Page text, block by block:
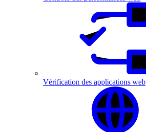
Vérification des applications web